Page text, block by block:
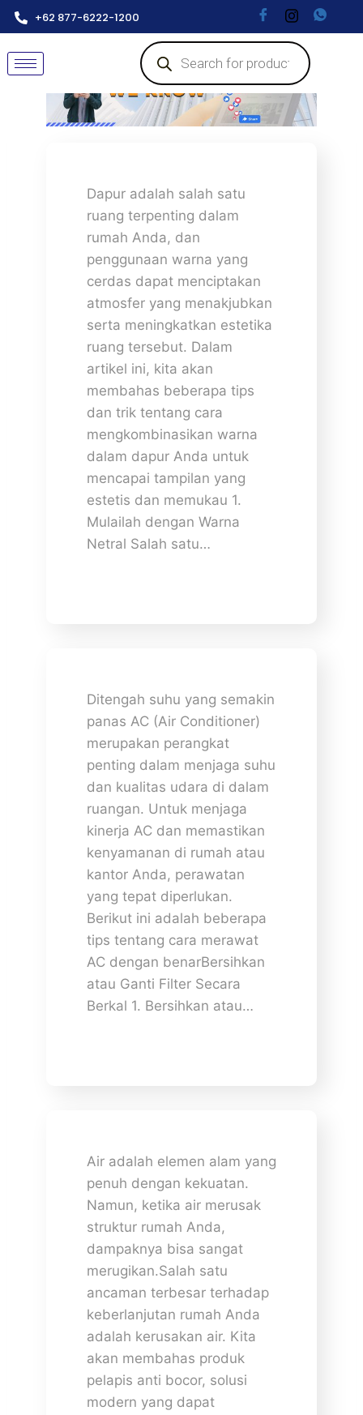
+62 877-6222-1200
Dapur adalah salah satu
ruang terpenting dalam
rumah Anda, dan
penggunaan warna yang
cerdas dapat menciptakan
atmosfer yang menakjubkan
serta meningkatkan estetika
ruang tersebut. Dalam
artikel ini, kita akan
membahas beberapa tips
dan trik tentang cara
mengkombinasikan warna
dalam dapur Anda untuk
mencapai tampilan yang
estetis dan memukau 1.
Mulailah dengan Warna
Netral Salah satu…
Ditengah suhu yang semakin
panas AC (Air Conditioner)
merupakan perangkat
penting dalam menjaga suhu
dan kualitas udara di dalam
ruangan. Untuk menjaga
kinerja AC dan memastikan
kenyamanan di rumah atau
kantor Anda, perawatan
yang tepat diperlukan.
Berikut ini adalah beberapa
tips tentang cara merawat
AC dengan benarBersihkan
atau Ganti Filter Secara
Berkal 1. Bersihkan atau…
Air adalah elemen alam yang
penuh dengan kekuatan.
Namun, ketika air merusak
struktur rumah Anda,
dampaknya bisa sangat
merugikan.Salah satu
ancaman terbesar terhadap
keberlanjutan rumah Anda
adalah kerusakan air. Kita
akan membahas produk
pelapis anti bocor, solusi
modern yang dapat